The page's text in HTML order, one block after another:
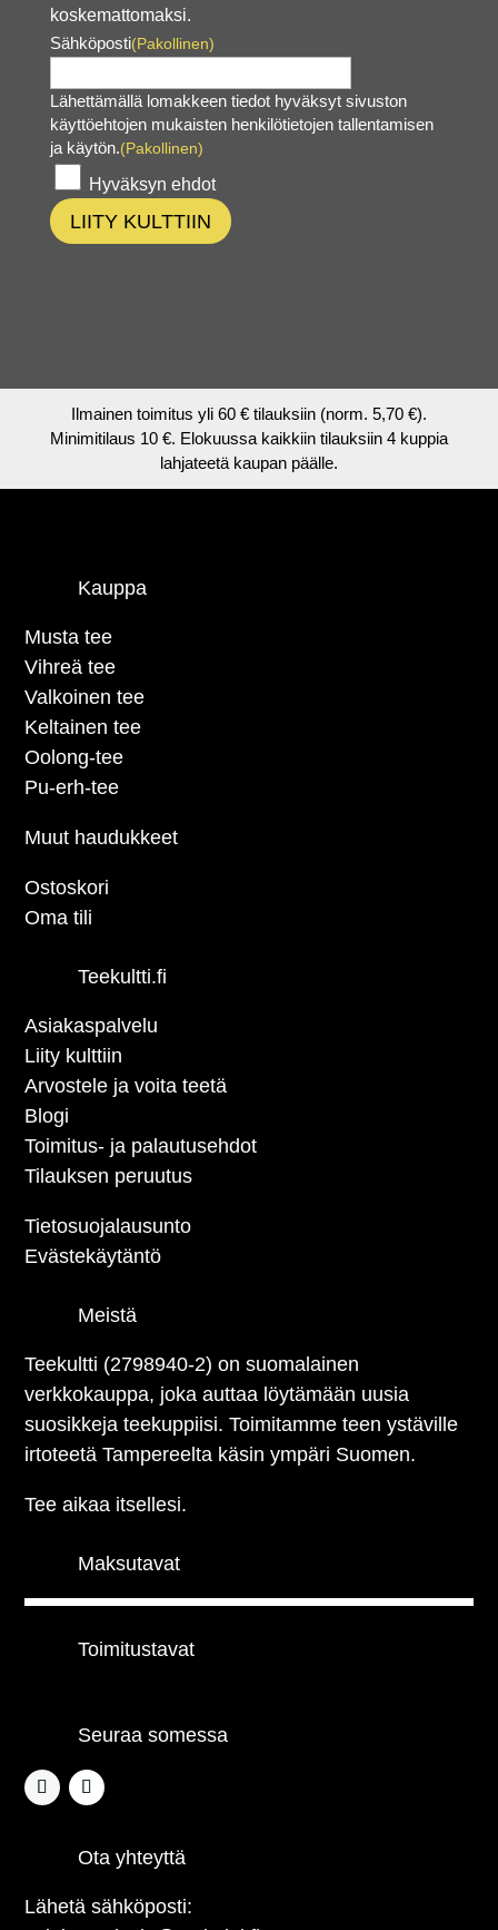
koskemattomaksi.
Sähköposti(Pakollinen)
Lähettämällä lomakkeen tiedot hyväksyt sivuston
käyttöehtojen mukaisten henkilötietojen tallentamisen
ja käytön.(Pakollinen)
Hyväksyn ehdot
LIITY KULTTIIN
Ilmainen toimitus yli 60 € tilauksiin (norm. 5,70 €).
Minimitilaus 10 €. Elokuussa kaikkiin tilauksiin 4 kuppia
lahjateetä kaupan päälle.
Kauppa
Musta tee
Vihreä tee
Valkoinen tee
Keltainen tee
Oolong-tee
Pu-erh-tee
Muut haudukkeet
Ostoskori
Oma tili
Teekultti.fi
Asiakaspalvelu
Liity kulttiin
Arvostele ja voita teetä
Blogi
Toimitus- ja palautusehdot
Tilauksen peruutus
Tietosuojalausunto
Evästekäytäntö
Meistä
Teekultti (2798940-2) on suomalainen
verkkokauppa, joka auttaa löytämään uusia
suosikkeja teekuppiisi. Toimitamme teen ystäville
irtoteetä Tampereelta käsin ympäri Suomen.
Tee aikaa itsellesi.
Maksutavat
Toimitustavat
Seuraa somessa
Ota yhteyttä
Lähetä sähköposti: